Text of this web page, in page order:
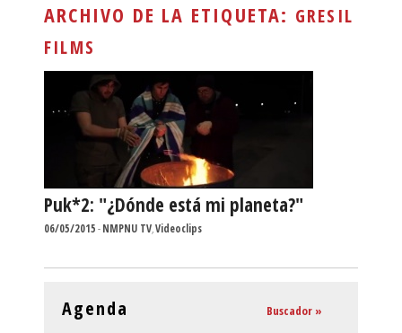
ARCHIVO DE LA ETIQUETA: GRESIL
FILMS
Puk*2: "¿Dónde está mi planeta?"
06/05/2015-NMPNU TV,Videoclips
Agenda Buscador »